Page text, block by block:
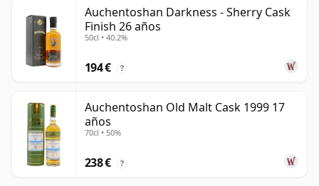
Auchentoshan Darkness - Sherry Cask
Finish 26 años
50cl • 40.2%
194 € ?
Auchentoshan Old Malt Cask 1999 17
años
70cl • 50%
238 € ?